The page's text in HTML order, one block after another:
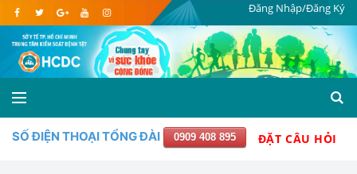
Đăng Nhập/Đăng Ký
SỐ ĐIỆN THOẠI TỔNG ĐÀI 0909 408 895 ĐẶT CÂU HỎI